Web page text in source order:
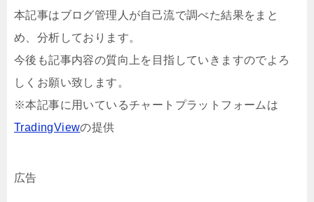
本記事はブログ管理人が自己流で調べた結果をまと
め、分析しております。
今後も記事内容の質向上を目指していきますのでよろ
しくお願い致します。
※本記事に用いているチャートプラットフォームは
TradingViewの提供
広告